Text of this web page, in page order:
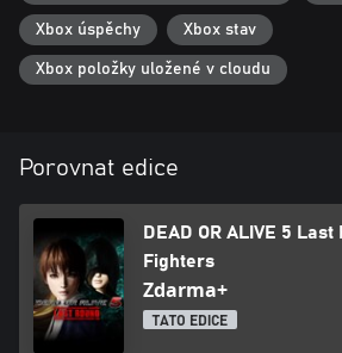
Xbox úspěchy Xbox stav
Xbox položky uložené v cloudu
Porovnat edice
DEAD OR ALIVE 5
Fighters
Zdarma+
TATO EDICE